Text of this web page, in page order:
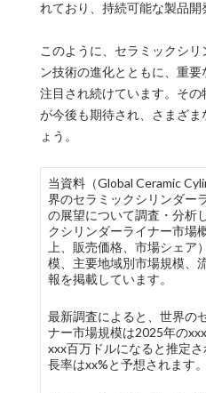
れており、持続可能な製品開
このように、セラミックシ
ン技術の進化とともに、重
注目され続けています。そ
が今後も期待され、さまざ
ょう。
当資料（Global Ceramic
界のセラミックシリンダー
の展望について調査・分析
クシリンダーライナー市場
上、販売価格、市場シェア
模、主要地域別市場規模、
報を掲載しています。
最新調査によると、世界の
ナー市場規模は2025年の
xxx百万ドルになると推定
長率はxx%と予想されます。